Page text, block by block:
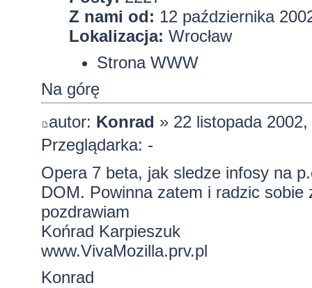
Z nami od: 12 października
Lokalizacja: Wrocław
Strona WWW
Na górę
autor: Konrad » 22 listopada
Przeglądarka: -
Opera 7 beta, jak sledze infosy na
DOM. Powinna zatem i radzic sobie
pozdrawiam
Końrad Karpieszuk
www.VivaMozilla.prv.pl
Konrad